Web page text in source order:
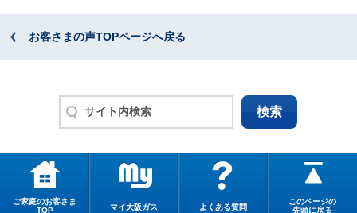
お客さまの声TOPページへ戻る
ご家庭のお客さま
TOP
マイ大阪ガス よくある質問
このページの
先頭に戻る